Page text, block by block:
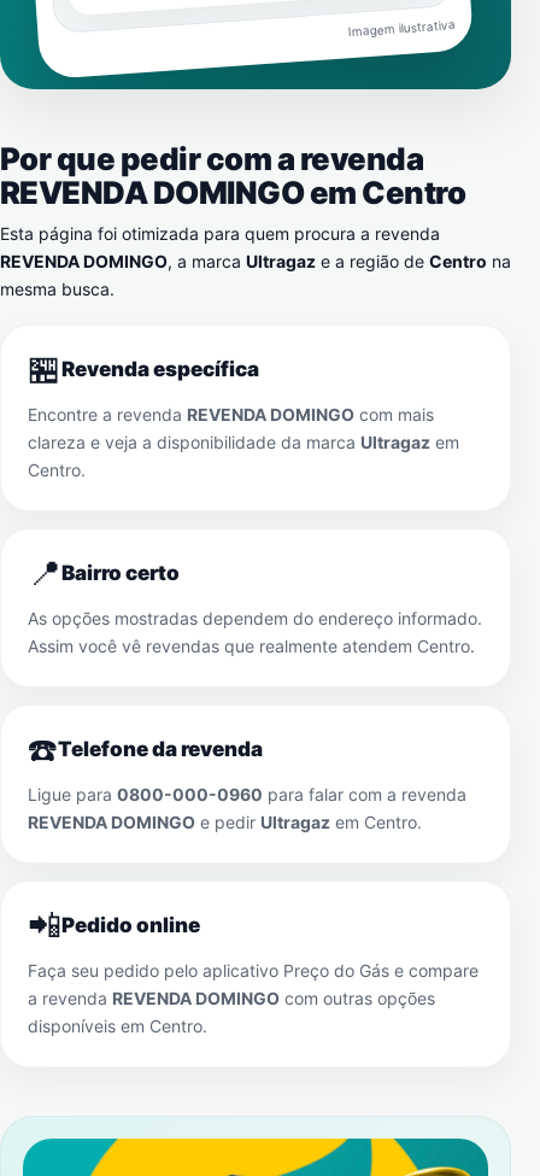
Imagem ilustrativa
Por que pedir com a revenda
REVENDA DOMINGO emCentro
Esta página foi otimizada para quem procura a revenda
REVENDA DOMINGO, a marca Ultragaz e a região de Centro na
mesma busca.
🏪Revenda específica
Encontre a revenda REVENDA DOMINGO com mais
clareza e veja a disponibilidade da marca Ultragaz em
Centro.
📍Bairro certo
As opções mostradas dependem do endereço informado.
Assim você vê revendas que realmente atendem Centro.
☎️Telefone da revenda
Ligue para 0800-000-0960 para falar com a revenda
REVENDA DOMINGO e pedir Ultragaz em Centro.
📲Pedido online
Faça seu pedido pelo aplicativo Preço do Gás e compare
a revenda REVENDA DOMINGO com outras opções
disponíveis em Centro.